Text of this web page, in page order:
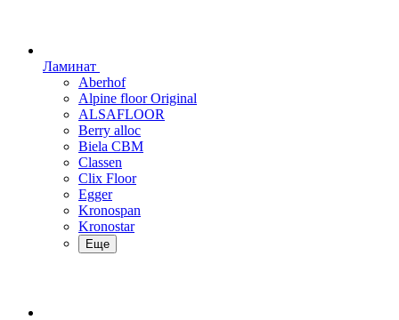
Ламинат
Aberhof
Alpine floor Original
ALSAFLOOR
Berry alloc
Biela CBM
Classen
Clix Floor
Egger
Kronospan
Kronostar
Еще